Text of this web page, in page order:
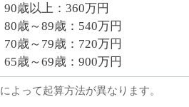
90歳以上：360万円
80歳～89歳：540万円
70歳～79歳：720万円
65歳～69歳：900万円
よって起算方法が異なります。